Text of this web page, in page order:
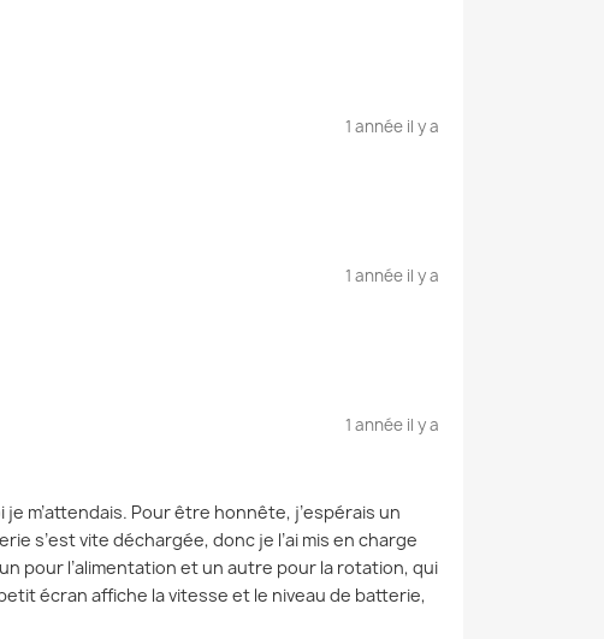
1 année il y a
1 année il y a
1 année il y a
m’attendais. Pour être honnête, j’espérais un
s’est vite déchargée, donc je l’ai mis en charge
pour l’alimentation et un autre pour la rotation, qui
écran affiche la vitesse et le niveau de batterie,